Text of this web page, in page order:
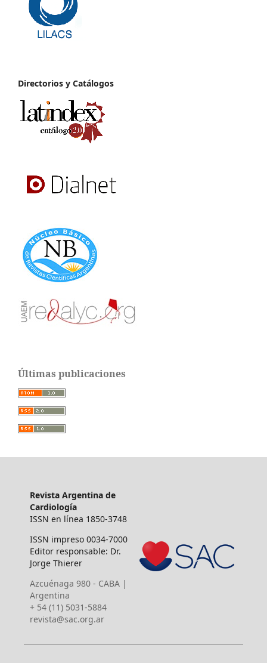
Directorios y Catálogos
Últimas publicaciones
Revista Argentina de
Cardiología
ISSN en línea 1850-3748
ISSN impreso 0034-7000
Editor responsable: Dr.
Jorge Thierer
Azcuénaga 980 - CABA |
Argentina
+ 54 (11) 5031-5884
revista@sac.org.ar